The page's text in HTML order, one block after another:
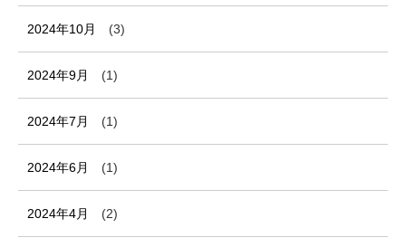
2024年10月 (3)
2024年9月 (1)
2024年7月 (1)
2024年6月 (1)
2024年4月 (2)